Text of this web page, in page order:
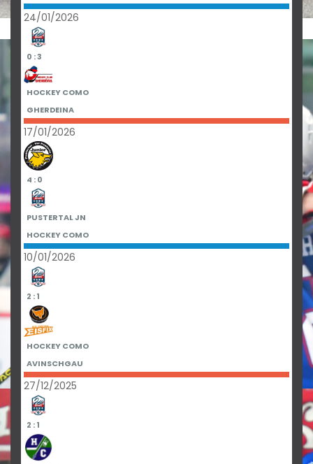
24/01/2026
0 : 3
HOCKEY COMO
GHERDEINA
17/01/2026
4 : 0
PUSTERTAL JN
HOCKEY COMO
10/01/2026
2 : 1
HOCKEY COMO
AVINSCHGAU
27/12/2025
2 : 1